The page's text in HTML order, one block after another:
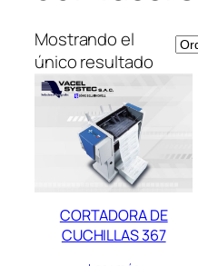
Mostrando el
único resultado
CORTADORA DE
CUCHILLAS 367